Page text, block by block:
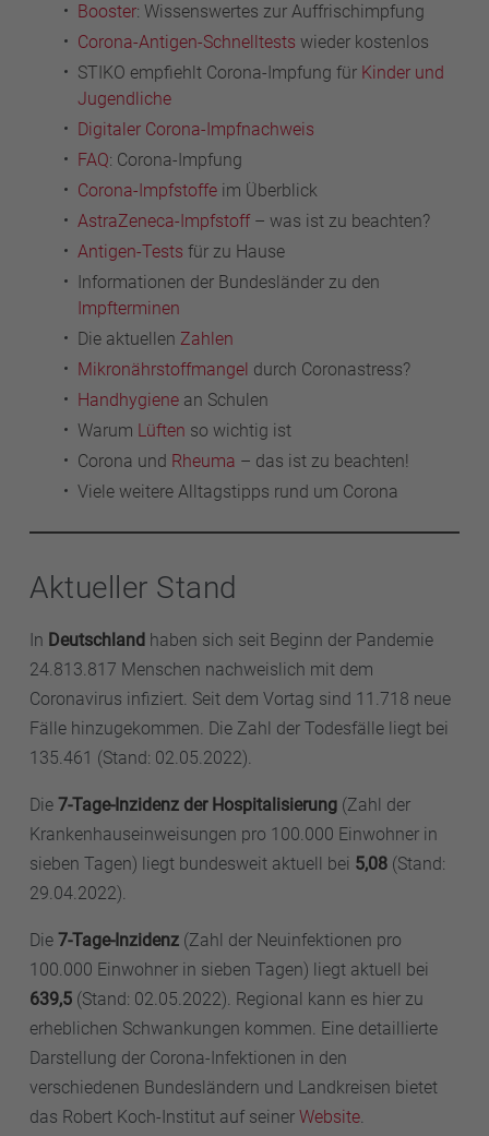
Booster: Wissenswertes zur Auffrischimpfung
Corona-Antigen-Schnelltests wieder kostenlos
STIKO empfiehlt Corona-Impfung für Kinder und
Jugendliche
Digitaler Corona-Impfnachweis
FAQ: Corona-Impfung
Corona-Impfstoffe im Überblick
AstraZeneca-Impfstoff– was ist zu beachten?
Antigen-Tests für zu Hause
Informationen der Bundesländer zu den
Impfterminen
Die aktuellen Zahlen
Mikronährstoffmangel durch Coronastress?
Handhygiene an Schulen
Warum Lüften so wichtig ist
Corona und Rheuma – das ist zu beachten!
Viele weitere Alltagstipps rund um Corona
Aktueller Stand
In Deutschland haben sich seit Beginn der Pandemie
24.813.817 Menschen nachweislich mit dem
Coronavirus infiziert. Seit dem Vortag sind 11.718 neue
Fälle hinzugekommen. Die Zahl der Todesfälle liegt bei
135.461 (Stand: 02.05.2022).
Die 7-Tage-Inzidenz der Hospitalisierung (Zahl der
Krankenhauseinweisungen pro 100.000 Einwohner in
sieben Tagen) liegt bundesweit aktuell bei 5,08 (Stand:
29.04.2022).
Die 7-Tage-Inzidenz (Zahl der Neuinfektionen pro
100.000 Einwohner in sieben Tagen) liegt aktuell bei
639,5 (Stand: 02.05.2022). Regional kann es hier zu
erheblichen Schwankungen kommen. Eine detaillierte
Darstellung der Corona-Infektionen in den
verschiedenen Bundesländern und Landkreisen bietet
das Robert Koch-Institut auf seiner Website.